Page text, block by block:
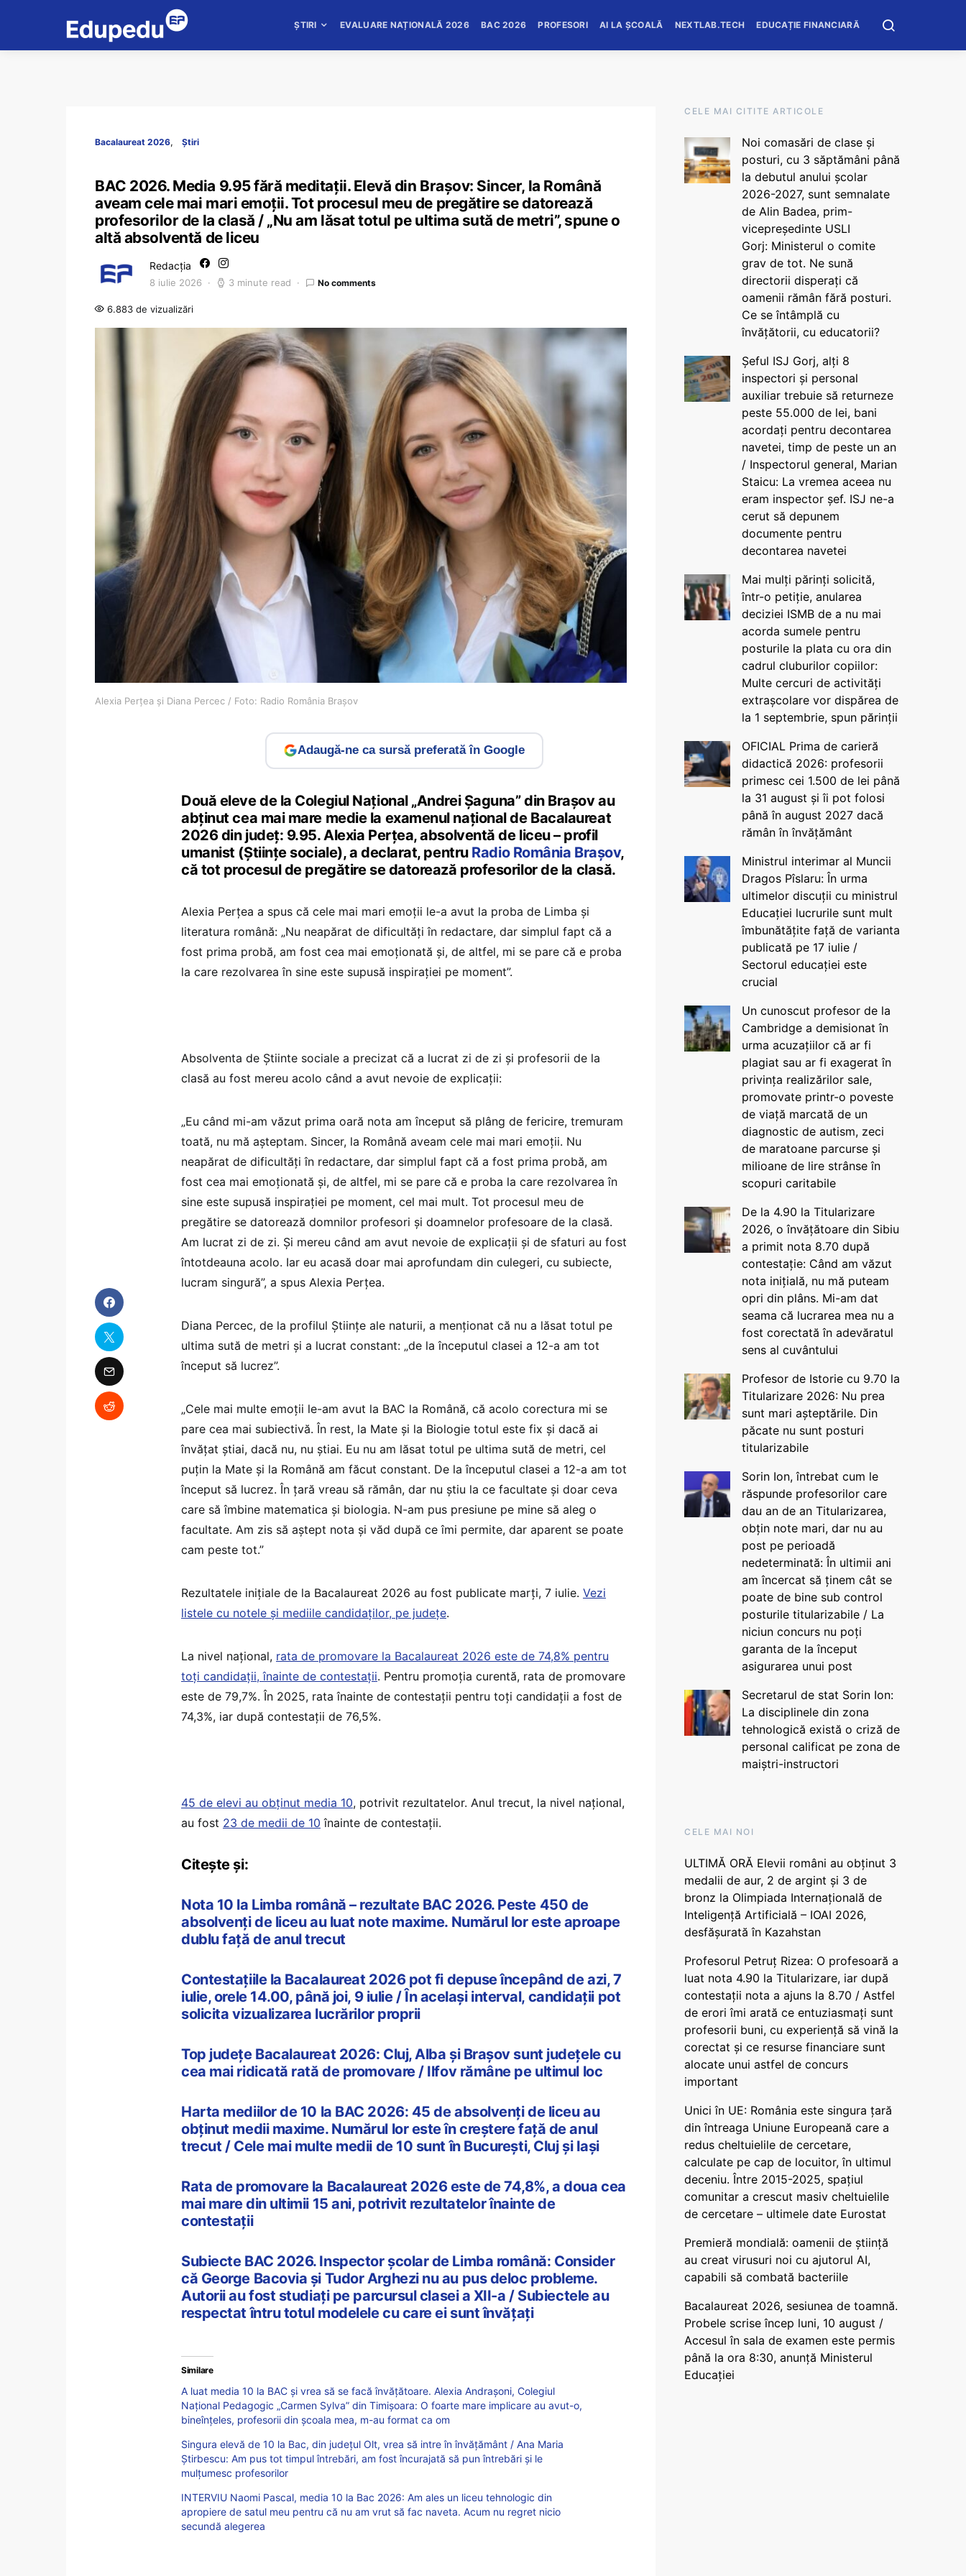
ȘTIRI EVALUARE NAȚIONALĂ 2026 BAC 2026 PROFESORI AI LA ȘCOALĂ NEXTLAB.TECH EDUCAȚIE FINANCIARĂ
Bacalaureat 2026 Știri
BAC 2026. Media 9.95 fără meditații. Elevă din Brașov: Sincer, la Română
aveam cele mai mari emoții. Tot procesul meu de pregătire se datorează
profesorilor de la clasă / „Nu am lăsat totul pe ultima sută de metri”, spune o
altă absolventă de liceu
Redacția
8 iulie 2026 3 minute read No comments
6.883 de vizualizări
Alexia Perțea și Diana Percec / Foto: Radio România Brașov
Adaugă-ne ca sursă preferată în Google
Două eleve de la Colegiul Național „Andrei Șaguna” din Brașov au
abținut cea mai mare medie la examenul național de Bacalaureat
2026 din județ: 9.95. Alexia Perțea, absolventă de liceu – profil
umanist (Științe sociale), a declarat, pentru Radio România Brașov,
că tot procesul de pregătire se datorează profesorilor de la clasă.
Alexia Perțea a spus că cele mai mari emoții le-a avut la proba de Limba și
literatura română: „Nu neapărat de dificultăți în redactare, dar simplul fapt că a
fost prima probă, am fost cea mai emoționată și, de altfel, mi se pare că e proba
la care rezolvarea în sine este supusă inspirației pe moment”.
Absolventa de Știinte sociale a precizat că a lucrat zi de zi și profesorii de la
clasă au fost mereu acolo când a avut nevoie de explicații:
„Eu când mi-am văzut prima oară nota am început să plâng de fericire, tremuram
toată, nu mă așteptam. Sincer, la Română aveam cele mai mari emoții. Nu
neapărat de dificultăți în redactare, dar simplul fapt că a fost prima probă, am
fost cea mai emoționată și, de altfel, mi se pare că e proba la care rezolvarea în
sine este supusă inspirației pe moment, cel mai mult. Tot procesul meu de
pregătire se datorează domnilor profesori și doamnelor profesoare de la clasă.
Am lucrat zi de zi. Și mereu când am avut nevoie de explicații și de sfaturi au fost
întotdeauna acolo. Iar eu acasă doar mai aprofundam din culegeri, cu subiecte,
lucram singură”, a spus Alexia Perțea.
Diana Percec, de la profilul Științe ale naturii, a menționat că nu a lăsat totul pe
ultima sută de metri și a lucrat constant: „de la începutul clasei a 12-a am tot
început să lucrez”.
„Cele mai multe emoții le-am avut la BAC la Română, că acolo corectura mi se
pare cea mai subiectivă. În rest, la Mate și la Biologie totul este fix și dacă ai
învățat știai, dacă nu, nu știai. Eu nu am lăsat totul pe ultima sută de metri, cel
puțin la Mate și la Română am făcut constant. De la începutul clasei a 12-a am tot
început să lucrez. În țară vreau să rămân, dar nu știu la ce facultate și doar ceva
care să îmbine matematica și biologia. N-am pus presiune pe mine să aleg o
facultate. Am zis să aștept nota și văd după ce îmi permite, dar aparent se poate
cam peste tot.”
Rezultatele inițiale de la Bacalaureat 2026 au fost publicate marți, 7 iulie. Vezi
listele cu notele și mediile candidaților, pe județe.
La nivel național, rata de promovare la Bacalaureat 2026 este de 74,8% pentru
toți candidații, înainte de contestații. Pentru promoția curentă, rata de promovare
este de 79,7%. În 2025, rata înainte de contestații pentru toți candidații a fost de
74,3%, iar după contestații de 76,5%.
45 de elevi au obținut media 10, potrivit rezultatelor. Anul trecut, la nivel național,
au fost 23 de medii de 10 înainte de contestații.
Citește și:
Nota 10 la Limba română – rezultate BAC 2026. Peste 450 de
absolvenți de liceu au luat note maxime. Numărul lor este aproape
dublu față de anul trecut
Contestațiile la Bacalaureat 2026 pot fi depuse începând de azi, 7
iulie, orele 14.00, până joi, 9 iulie / În același interval, candidații pot
solicita vizualizarea lucrărilor proprii
Top județe Bacalaureat 2026: Cluj, Alba și Brașov sunt județele cu
cea mai ridicată rată de promovare / Ilfov rămâne pe ultimul loc
Harta mediilor de 10 la BAC 2026: 45 de absolvenți de liceu au
obținut medii maxime. Numărul lor este în creștere față de anul
trecut / Cele mai multe medii de 10 sunt în București, Cluj și Iași
Rata de promovare la Bacalaureat 2026 este de 74,8%, a doua cea
mai mare din ultimii 15 ani, potrivit rezultatelor înainte de
contestații
Subiecte BAC 2026. Inspector școlar de Limba română: Consider
că George Bacovia și Tudor Arghezi nu au pus deloc probleme.
Autorii au fost studiați pe parcursul clasei a XII-a / Subiectele au
respectat întru totul modelele cu care ei sunt învățați
Similare
A luat media 10 la BAC și vrea să se facă învățătoare. Alexia Andrașoni, Colegiul
Național Pedagogic „Carmen Sylva” din Timișoara: O foarte mare implicare au avut-o,
bineînțeles, profesorii din școala mea, m-au format ca om
Singura elevă de 10 la Bac, din județul Olt, vrea să intre în învățământ / Ana Maria
Știrbescu: Am pus tot timpul întrebări, am fost încurajată să pun întrebări și le
mulțumesc profesorilor
INTERVIU Naomi Pascal, media 10 la Bac 2026: Am ales un liceu tehnologic din
apropiere de satul meu pentru că nu am vrut să fac naveta. Acum nu regret nicio
secundă alegerea
CELE MAI CITITE ARTICOLE
Noi comasări de clase și
posturi, cu 3 săptămâni până
la debutul anului școlar
2026-2027, sunt semnalate
de Alin Badea, prim-
vicepreședinte USLI
Gorj: Ministerul o comite
grav de tot. Ne sună
directorii disperați că
oamenii rămân fără posturi.
Ce se întâmplă cu
învățătorii, cu educatorii?
Șeful ISJ Gorj, alți 8
inspectori și personal
auxiliar trebuie să returneze
peste 55.000 de lei, bani
acordați pentru decontarea
navetei, timp de peste un an
/ Inspectorul general, Marian
Staicu: La vremea aceea nu
eram inspector șef. ISJ ne-a
cerut să depunem
documente pentru
decontarea navetei
Mai mulți părinți solicită,
într-o petiție, anularea
deciziei ISMB de a nu mai
acorda sumele pentru
posturile la plata cu ora din
cadrul cluburilor copiilor:
Multe cercuri de activități
extrașcolare vor dispărea de
la 1 septembrie, spun părinții
OFICIAL Prima de carieră
didactică 2026: profesorii
primesc cei 1.500 de lei până
la 31 august și îi pot folosi
până în august 2027 dacă
rămân în învățământ
Ministrul interimar al Muncii
Dragos Pîslaru: În urma
ultimelor discuții cu ministrul
Educației lucrurile sunt mult
îmbunătățite față de varianta
publicată pe 17 iulie /
Sectorul educației este
crucial
Un cunoscut profesor de la
Cambridge a demisionat în
urma acuzațiilor că ar fi
plagiat sau ar fi exagerat în
privința realizărilor sale,
promovate printr-o poveste
de viață marcată de un
diagnostic de autism, zeci
de maratoane parcurse și
milioane de lire strânse în
scopuri caritabile
De la 4.90 la Titularizare
2026, o învățătoare din Sibiu
a primit nota 8.70 după
contestație: Când am văzut
nota inițială, nu mă puteam
opri din plâns. Mi-am dat
seama că lucrarea mea nu a
fost corectată în adevăratul
sens al cuvântului
Profesor de Istorie cu 9.70 la
Titularizare 2026: Nu prea
sunt mari așteptările. Din
păcate nu sunt posturi
titularizabile
Sorin Ion, întrebat cum le
răspunde profesorilor care
dau an de an Titularizarea,
obțin note mari, dar nu au
post pe perioadă
nedeterminată: În ultimii ani
am încercat să ținem cât se
poate de bine sub control
posturile titularizabile / La
niciun concurs nu poți
garanta de la început
asigurarea unui post
Secretarul de stat Sorin Ion:
La disciplinele din zona
tehnologică există o criză de
personal calificat pe zona de
maiștri-instructori
CELE MAI NOI
ULTIMĂ ORĂ Elevii români au obținut 3
medalii de aur, 2 de argint și 3 de
bronz la Olimpiada Internațională de
Inteligență Artificială – IOAI 2026,
desfășurată în Kazahstan
Profesorul Petruț Rizea: O profesoară a
luat nota 4.90 la Titularizare, iar după
contestații nota a ajuns la 8.70 / Astfel
de erori îmi arată ce entuziasmați sunt
profesorii buni, cu experiență să vină la
corectat și ce resurse financiare sunt
alocate unui astfel de concurs
important
Unici în UE: România este singura țară
din întreaga Uniune Europeană care a
redus cheltuielile de cercetare,
calculate pe cap de locuitor, în ultimul
deceniu. Între 2015-2025, spațiul
comunitar a crescut masiv cheltuielile
de cercetare – ultimele date Eurostat
Premieră mondială: oamenii de știință
au creat virusuri noi cu ajutorul AI,
capabili să combată bacteriile
Bacalaureat 2026, sesiunea de toamnă.
Probele scrise încep luni, 10 august /
Accesul în sala de examen este permis
până la ora 8:30, anunță Ministerul
Educației